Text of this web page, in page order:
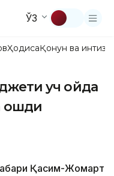
ЎЗ
ҲодисаҚонун ва
уч ойда
ошди
Қасим-Жомарт